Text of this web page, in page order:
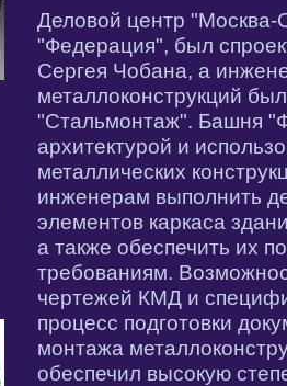
Деловой центр
"Федерация", был
Сергея Чобана, а
металлоконструкций
"Стальмонтаж". Башня
архитектурой и
металлических
инженерам выполнить
элементов каркаса
а также обеспечить их
требованиям.
чертежей КМД и
процесс подготовки
монтажа
обеспечил высокую